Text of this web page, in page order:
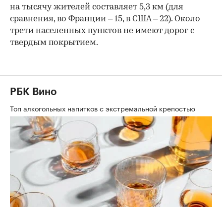
на тысячу жителей составляет 5,3 км (для
сравнения, во Франции – 15, в США – 22). Около
трети населенных пунктов не имеют дорог с
твердым покрытием.
РБК Вино
Топ алкогольных напитков с экстремальной крепостью